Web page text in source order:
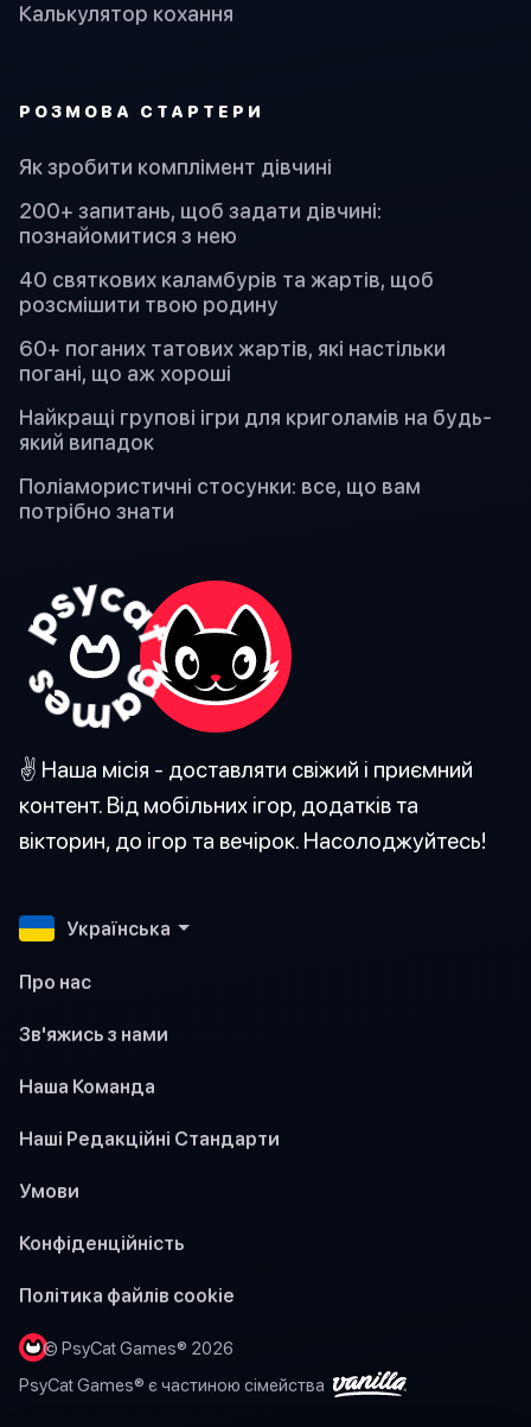
Калькулятор кохання
PОЗМОВА СТАРТЕРИ
Як зробити комплімент дівчині
200+ запитань, щоб задати дівчині:
познайомитися з нею
40 святкових каламбурів та жартів, щоб
розсмішити твою родину
60+ поганих татових жартів, які настільки
погані, що аж хороші
Найкращі групові ігри для криголамів на будь-
який випадок
Поліамористичні стосунки: все, що вам
потрібно знати
✌️ Наша місія - доставляти свіжий і приємний
контент. Від мобільних ігор, додатків та
вікторин, до ігор та вечірок. Насолоджуйтесь!
Українська
Про нас
Зв'яжись з нами
Наша Команда
Наші Редакційні Стандарти
Умови
Конфіденційність
Політика файлів cookie
© PsyCat Games® 2026
PsyCat Games® є частиною сімейства